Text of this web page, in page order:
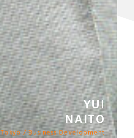
YUI
NAITO
Tokyo / Business Development